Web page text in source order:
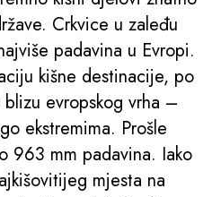
Crkvice u zaleđu
padavina u Evropi.
kišne destinacije, po
evropskog vrha –
ekstremima. Prošle
963 mm padavina. Iako
mjesta na